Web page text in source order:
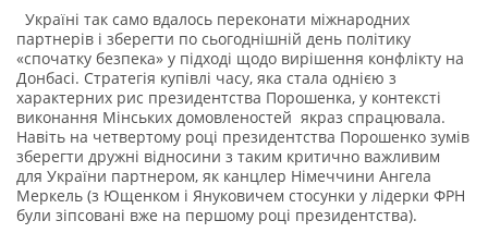
Україні так само вдалось переконати міжнародних
партнерів і зберегти по сьогоднішній день політику
«спочатку безпека» у підході щодо вирішення конфлікту на
Донбасі. Стратегія купівлі часу, яка стала однією з
характерних рис президентства Порошенка, у контексті
виконання Мінських домовленостей якраз спрацювала.
Навіть на четвертому році президентства Порошенко зумів
зберегти дружні відносини з таким критично важливим
для України партнером, як канцлер Німеччини Ангела
Меркель (з Ющенком і Януковичем стосунки у лідерки ФРН
були зіпсовані вже на першому році президентства).